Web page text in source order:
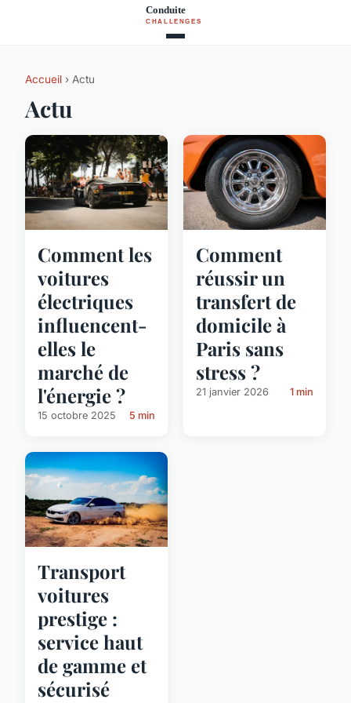
Accueil › Actu
Actu
Comment les
voitures
électriques
influencent-
elles le
marché de
l'énergie ?
15 octobre 2025 5 min
Comment
réussir un
transfert de
domicile à
Paris sans
stress ?
21 janvier 2026 1 min
Transport
voitures
prestige :
service haut
de gamme et
sécurisé